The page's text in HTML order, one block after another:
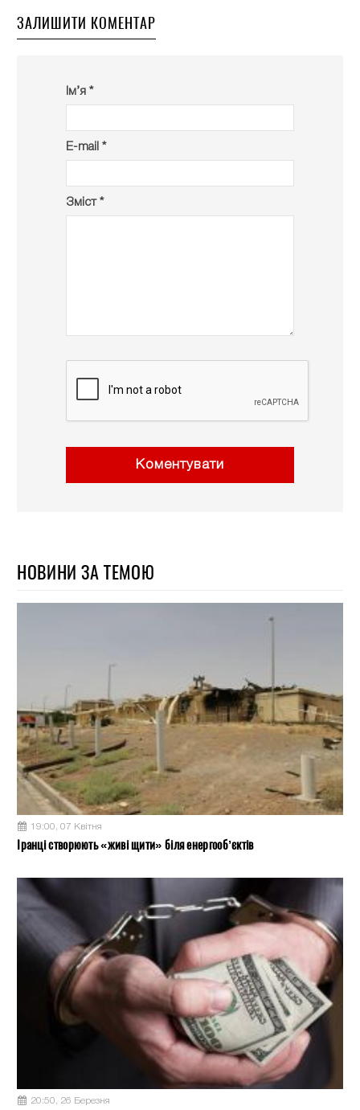
ЗАЛИШИТИ КОМЕНТАР
Ім’я *
E-mail *
Зміст *
Коментувати
НОВИНИ ЗА ТЕМОЮ
19:00, 07 Квітня
Іранці створюють «живі щити» біля енергооб’єктів
20:50, 26 Березня